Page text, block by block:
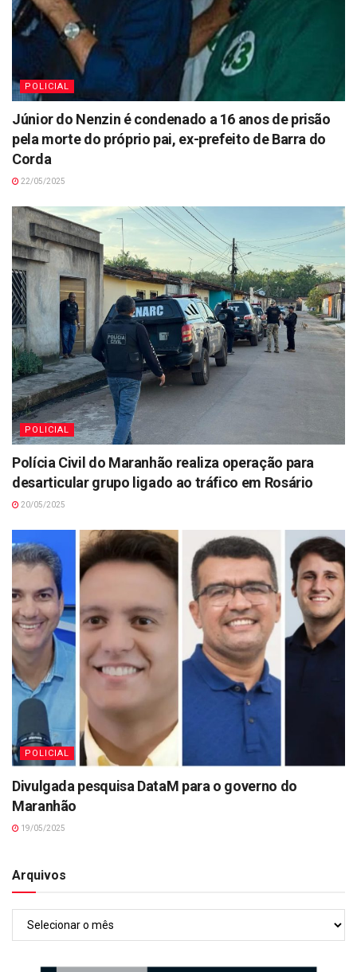
POLICIAL
Júnior do Nenzin é condenado a 16 anos de prisão
pela morte do próprio pai, ex-prefeito de Barra do
Corda
22/05/2025
POLICIAL
Polícia Civil do Maranhão realiza operação para
desarticular grupo ligado ao tráfico em Rosário
20/05/2025
POLICIAL
Divulgada pesquisa DataM para o governo do
Maranhão
19/05/2025
Arquivos
Arquivos